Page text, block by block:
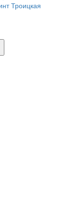
Троицкая